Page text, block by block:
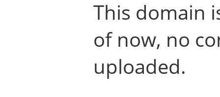
This domain
of now, no
uploaded.